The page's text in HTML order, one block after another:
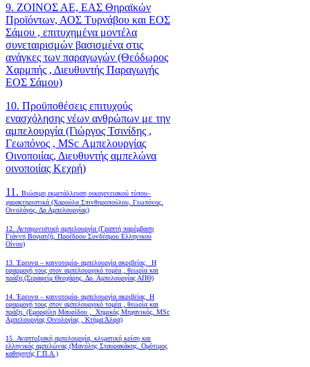
9. ΖΟΙΝΟΣ ΑΕ, ΕΑΣ Θηραϊκών
Προϊόντων, ΑΟΣ Τυρνάβου και ΕΟΣ
Σάμου , επιτυχημένα μοντέλα
συνεταιρισμών βασισμένα στις
ανάγκες των παραγωγών (Θεόδωρος
Χαρμπής , Διευθυντής Παραγωγής
ΕΟΣ Σάμου)
10. Προϋποθέσεις επιτυχούς
ενασχόλησης νέων ανθρώπων με την
αμπελουργία (Γιώργος Τσινίδης ,
Γεωπόνος , MSc Αμπελουργίας
Οινοποιίας, Διευθυντής αμπελώνα
οινοποιίας Κεχρή)
11. Βιώσιμη εκμετάλλευση οικογενειακού τύπου–
χαρακτηριστικά (Χαρούλα Σπινθηροπούλου, Γεωπόνος,
Οινολόγος, Δρ Αμπελουργίας)
12. Ανταγωνιστική αμπελουργία (Γραπτή παρέμβαση
Γιάννη Βογιατζή, Προέδρου Συνδέσμου Ελληνικού
Οίνου)
13. Έρευνα – καινοτομία- αμπελουργία ακριβείας. Η
εφαρμογή τους στον αμπελουργικό τομέα , θεωρία και
πράξη.(Σεραφείμ Θεοχάρης, Δρ. Αμπελουργίας ΑΠΘ)
14. Έρευνα – καινοτομία- αμπελουργία ακριβείας. Η
εφαρμογή τους στον αμπελουργικό τομέα , θεωρία και
πράξη. (Εμορφίλη Μαυρίδου , Χημικός Μηχανικός, MSc
Αμπελουργίας Οινολογίας , Κτήμα Άλφα)
15. Αναπτυξιακή αμπελουργία, κλιματική κρίση και
ελληνικός αμπελώνας (Μανόλης Σταυρακάκης, Ομότιμος
καθηγητής Γ.Π.Α.)